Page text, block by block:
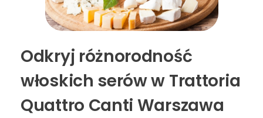
Odkryj różnorodność
włoskich serów w Trattoria
Quattro Canti Warszawa